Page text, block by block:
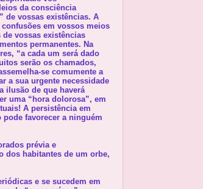
da consciência
de vossas existências. A
em vossos meios
vossas existências
permanentes. Na
“a cada um será dado
serão os chamados,
se comumente a
a sua urgente necessidade
ilusão de que haverá
uma “hora dolorosa”, em
A persistência em
favorecer a ninguém
prévia e
dos habitantes de um orbe,
e se sucedem em